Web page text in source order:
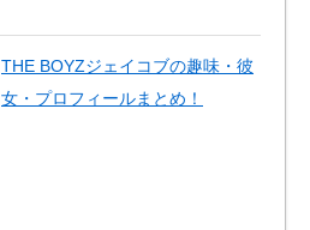
THE BOYZジェイコブの趣味・彼
女・プロフィールまとめ！